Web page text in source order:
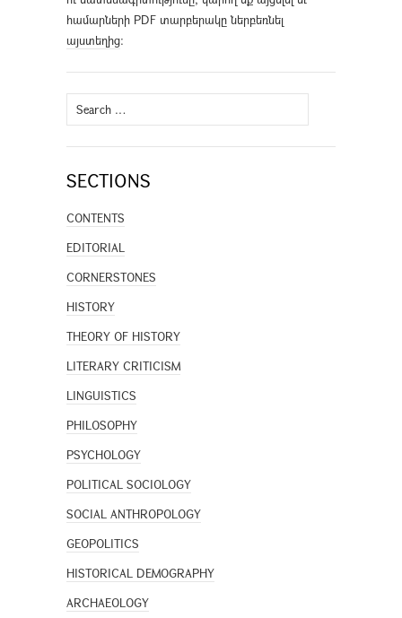
համարների PDF տարբերակը ներբեռնել
այստեղից։
Search
for:
SECTIONS
CONTENTS
EDITORIAL
CORNERSTONES
HISTORY
THEORY OF HISTORY
LITERARY CRITICISM
LINGUISTICS
PHILOSOPHY
PSYCHOLOGY
POLITICAL SOCIOLOGY
SOCIAL ANTHROPOLOGY
GEOPOLITICS
HISTORICAL DEMOGRAPHY
ARCHAEOLOGY